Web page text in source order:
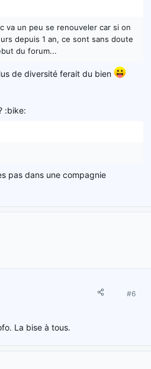
va un peu se renouveler car si on
depuis 1 an, ce sont sans doute
du forum...
de diversité ferait du bien
:bike:
pas dans une compagnie
#6
La bise à tous.